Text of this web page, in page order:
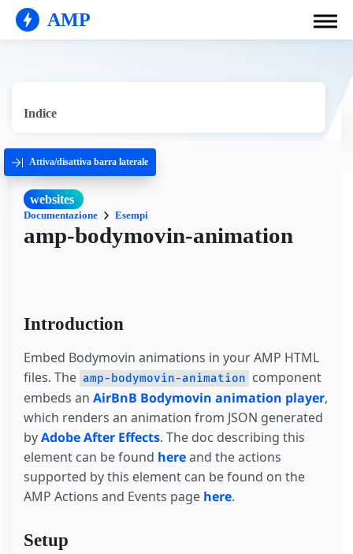
AMP
Indice
Attiva/disattiva barra laterale
websites
Documentazione Esempi
amp-bodymovin-animation
Introduction
Embed Bodymovin animations in your AMP HTML
files. The amp-bodymovin-animation component
embeds an AirBnB Bodymovin animation player,
which renders an animation from JSON generated
byAdobe After Effects. The doc describing this
element can be found hereand the actions
supported by this element can be found on the
AMP Actions and Events page here.
Setup